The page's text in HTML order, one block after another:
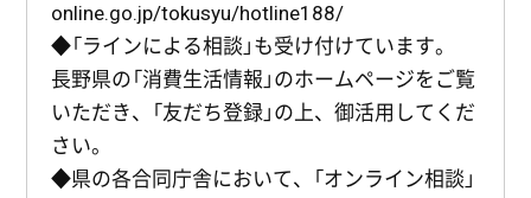
online.go.jp/tokusyu/hotline188/
◆「ラインによる相談」も受け付けています。
長野県の「消費生活情報」のホームページをご覧
いただき、「友だち登録」の上、御活用してくだ
さい。
◆県の各合同庁舎において、「オンライン相談」